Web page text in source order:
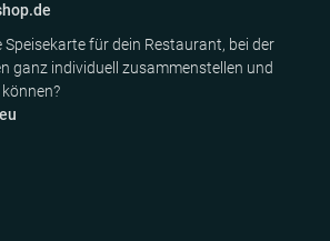
Speisekarte für dein Restaurant, bei der
ganz individuell zusammenstellen und